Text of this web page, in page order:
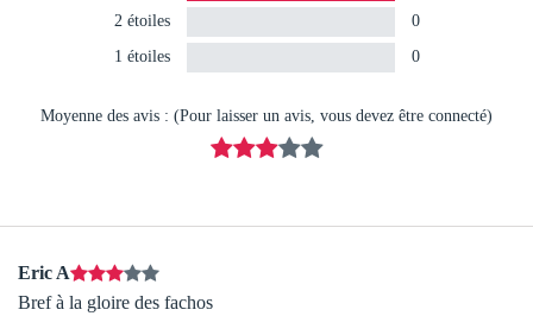
2 étoiles
0
1 étoiles
0
Moyenne des avis : (Pour laisser un avis, vous devez être connecté)
Eric A
Bref à la gloire des fachos